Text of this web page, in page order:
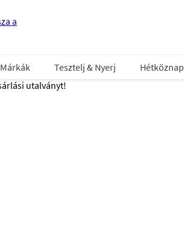
Márkák Tesztelj & Nyerj